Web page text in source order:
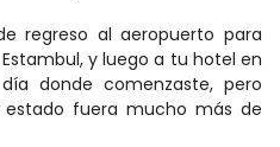
y luego a tu hotel en
donde comenzaste, pero
fuera mucho más de